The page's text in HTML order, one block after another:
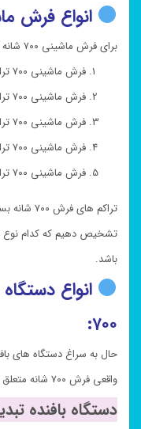
انواع فرش
برای فرش ماشینی ۷۰۰ شانه انواع تراکم ها وجود دارد که عبارتند از:
فرش ماشینی ۷۰۰ تراکم ۲۱۰۰
فرش ماشینی ۷۰۰ تراکم ۲۲۵۰
فرش ماشینی ۷۰۰ تراکم ۲۴۰۰
فرش ماشینی ۷۰۰ تراکم ۲۵۵۰
فرش ماشینی ۷۰۰ تراکم ۳۰۰۰
تراکم
باشد.
انواع
۷۰۰:
واقعی فرش ۷۰۰ شانه متعلق به کدام دستگاه است
دستگاه بافنده